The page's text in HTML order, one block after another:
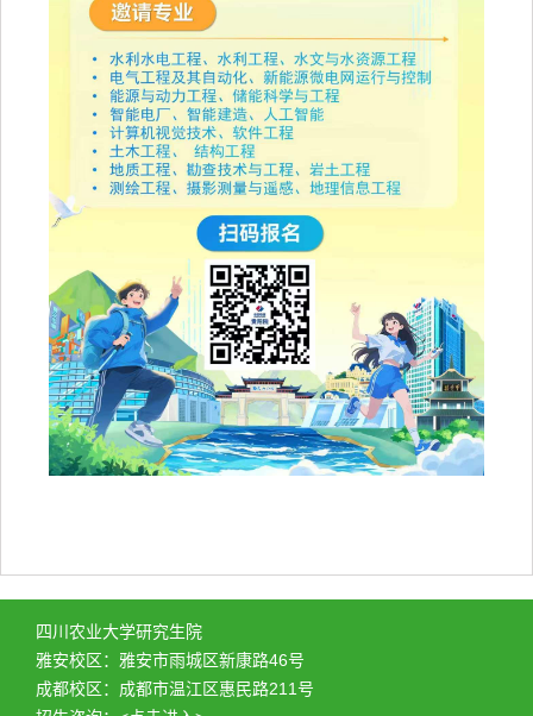
四川农业大学研究生院
雅安校区：雅安市雨城区新康路46号
成都校区：成都市温江区惠民路211号